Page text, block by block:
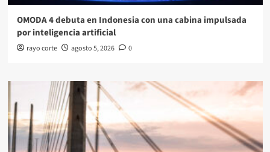
OMODA 4 debuta en Indonesia con una cabina impulsada
por inteligencia artificial
rayo corte agosto 5, 2026 0